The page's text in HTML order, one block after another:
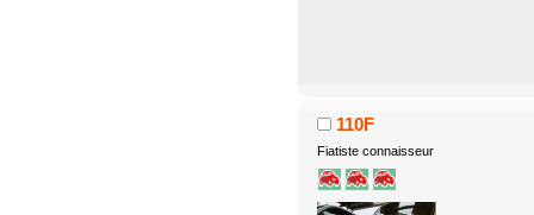
110F
Fiatiste connaisseur